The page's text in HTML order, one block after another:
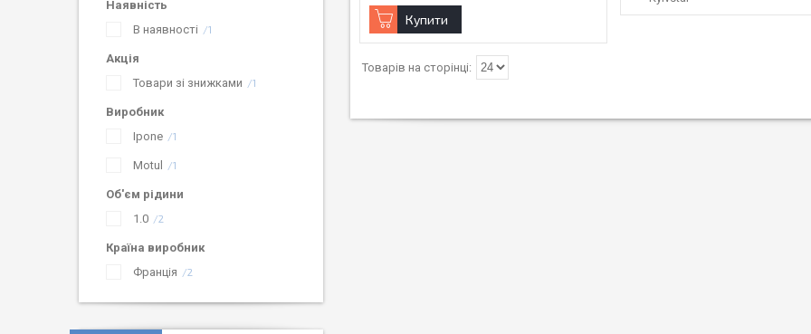
Купити
Наявність
В наявності
1
Акція
Товари зі знижками
1
Виробник
Ipone
1
Motul 1
Об'єм рідини
1.0
2
Країна виробник
Франція
2